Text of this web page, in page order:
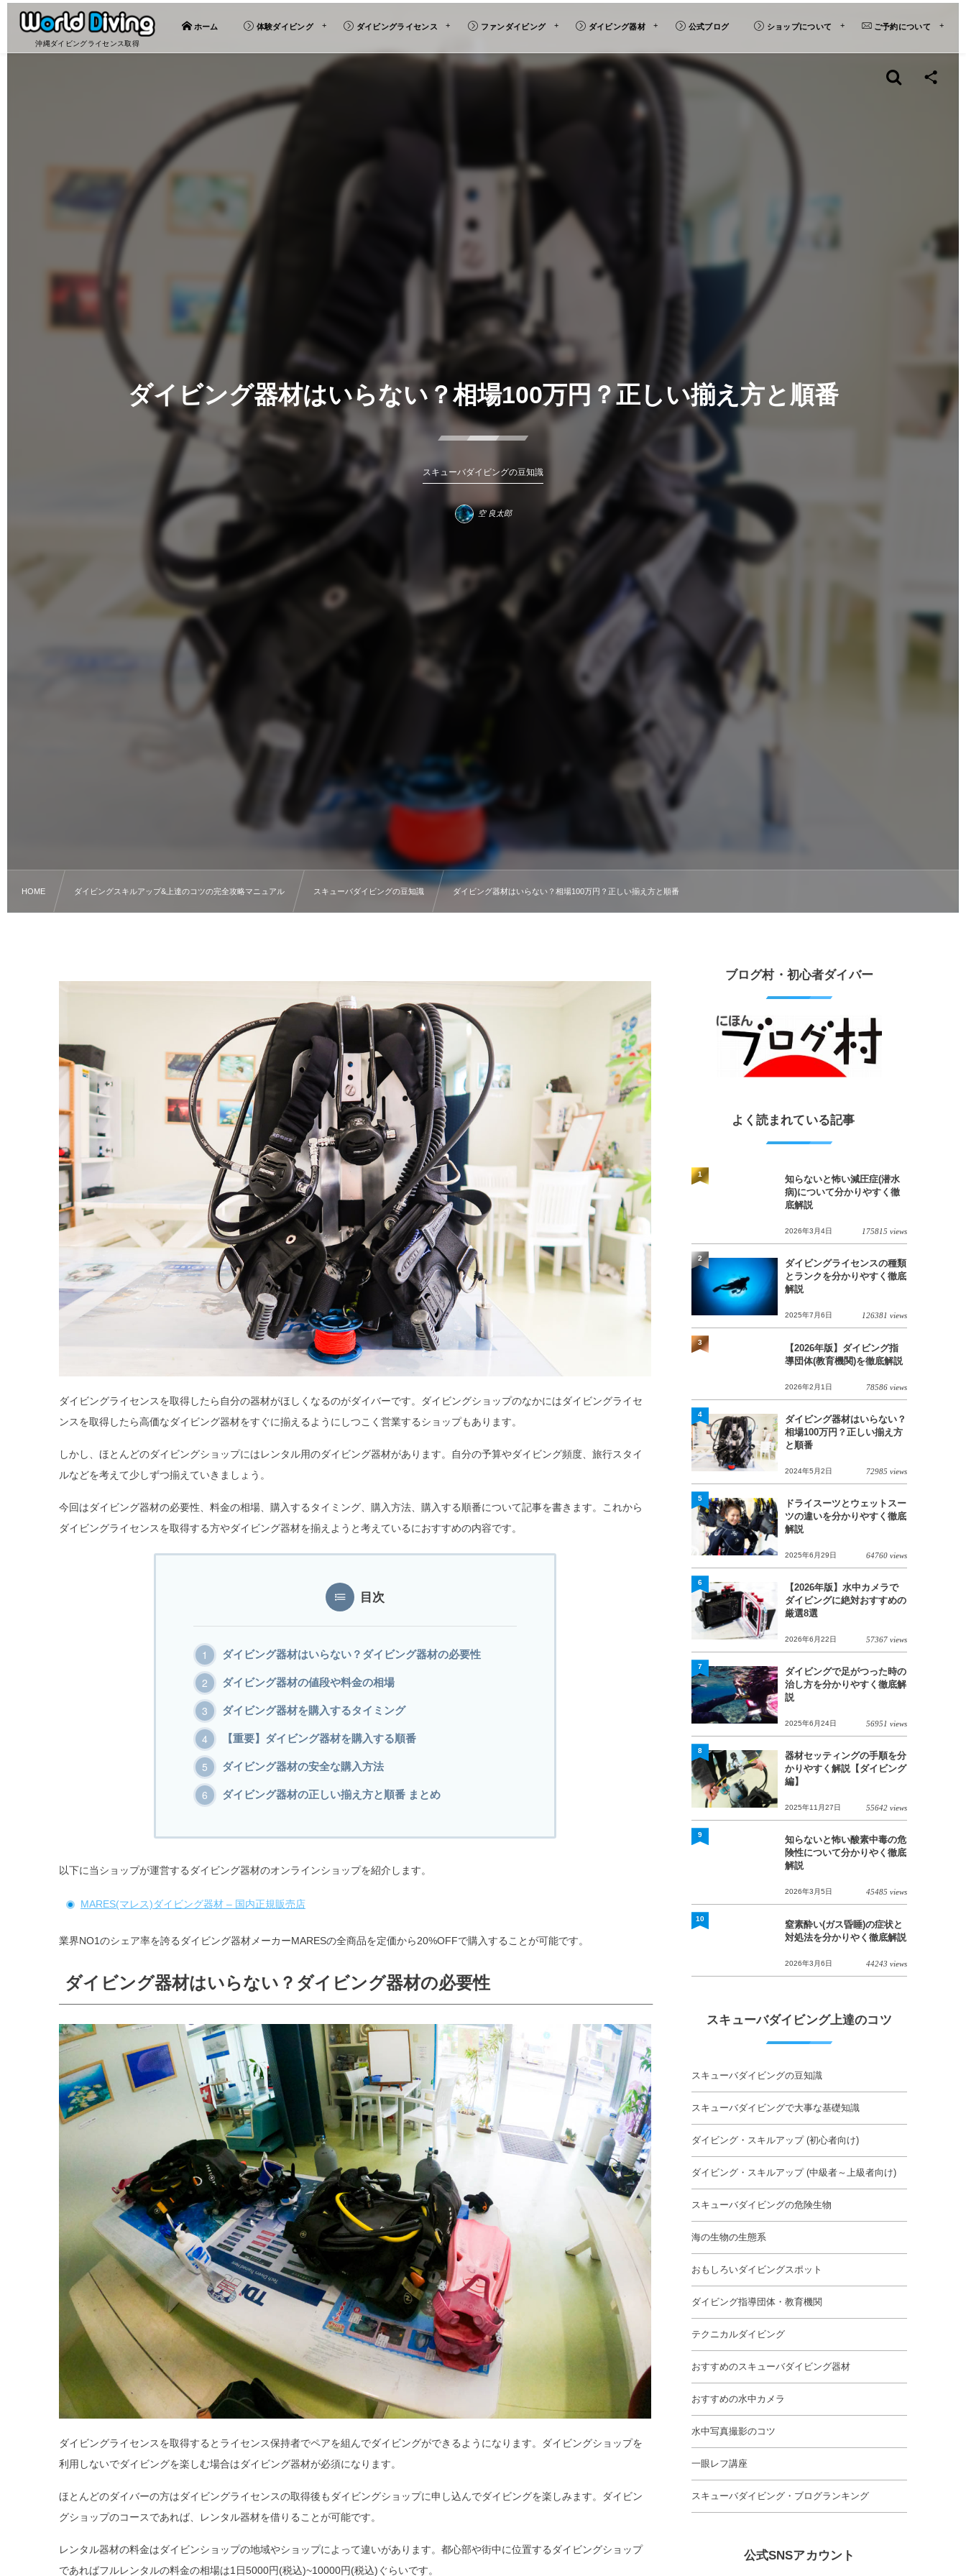
沖縄ダイビングライセンス取得
ホーム 体験ダイビング ダイビングライセンス ファンダイビング ダイビング器材 公式ブログ ショップについて ご予約について
ダイビング器材はいらない？相場100万円？正しい揃え方と順番
スキューバダイビングの豆知識
空 良太郎
HOME ダイビングスキルアップ&上達のコツの完全攻略マニュアル スキューバダイビングの豆知識 ダイビング器材はいらない？相場100万円？正しい揃え方と順番
ダイビングライセンスを取得したら自分の器材がほしくなるのがダイバーです。ダイビングショップのなかにはダイビングライセ
ンスを取得したら高価なダイビング器材をすぐに揃えるようにしつこく営業するショップもあります。
しかし、ほとんどのダイビングショップにはレンタル用のダイビング器材があります。自分の予算やダイビング頻度、旅行スタイ
ルなどを考えて少しずつ揃えていきましょう。
今回はダイビング器材の必要性、料金の相場、購入するタイミング、購入方法、購入する順番について記事を書きます。これから
ダイビングライセンスを取得する方やダイビング器材を揃えようと考えているにおすすめの内容です。
目次
ダイビング器材はいらない？ダイビング器材の必要性
ダイビング器材の値段や料金の相場
ダイビング器材を購入するタイミング
【重要】ダイビング器材を購入する順番
ダイビング器材の安全な購入方法
ダイビング器材の正しい揃え方と順番 まとめ
以下に当ショップが運営するダイビング器材のオンラインショップを紹介します。
MARES(マレス)ダイビング器材 – 国内正規販売店
業界NO1のシェア率を誇るダイビング器材メーカーMARESの全商品を定価から20%OFFで購入することが可能です。
ダイビング器材はいらない？ダイビング器材の必要性
ダイビングライセンスを取得するとライセンス保持者でペアを組んでダイビングができるようになります。ダイビングショップを
利用しないでダイビングを楽しむ場合はダイビング器材が必須になります。
ほとんどのダイバーの方はダイビングライセンスの取得後もダイビングショップに申し込んでダイビングを楽しみます。ダイビン
グショップのコースであれば、レンタル器材を借りることが可能です。
レンタル器材の料金はダイビンショップの地域やショップによって違いがあります。都心部や街中に位置するダイビングショップ
であればフルレンタルの料金の相場は1日5000円(税込)~10000円(税込)ぐらいです。
ブログ村・初心者ダイバー
よく読まれている記事
知らないと怖い減圧症(潜水
病)について分かりやすく徹
底解説
2026年3月4日 175815 views
1
ダイビングライセンスの種類
とランクを分かりやすく徹底
解説
2025年7月6日 126381 views
2
【2026年版】ダイビング指
導団体(教育機関)を徹底解説
2026年2月1日 78586 views
3
ダイビング器材はいらない？
相場100万円？正しい揃え方
と順番
2024年5月2日 72985 views
4
ドライスーツとウェットスー
ツの違いを分かりやすく徹底
解説
2025年6月29日 64760 views
5
【2026年版】水中カメラで
ダイビングに絶対おすすめの
厳選8選
2026年6月22日 57367 views
6
ダイビングで足がつった時の
治し方を分かりやすく徹底解
説
2025年6月24日 56951 views
7
器材セッティングの手順を分
かりやすく解説【ダイビング
編】
2025年11月27日 55642 views
8
知らないと怖い酸素中毒の危
険性について分かりやく徹底
解説
2026年3月5日 45485 views
9
窒素酔い(ガス昏睡)の症状と
対処法を分かりやく徹底解説
2026年3月6日 44243 views
10
スキューバダイビング上達のコツ
スキューバダイビングの豆知識
スキューバダイビングで大事な基礎知識
ダイビング・スキルアップ (初心者向け)
ダイビング・スキルアップ (中級者～上級者向け)
スキューバダイビングの危険生物
海の生物の生態系
おもしろいダイビングスポット
ダイビング指導団体・教育機関
テクニカルダイビング
おすすめのスキューバダイビング器材
おすすめの水中カメラ
水中写真撮影のコツ
一眼レフ講座
スキューバダイビング・ブログランキング
公式SNSアカウント